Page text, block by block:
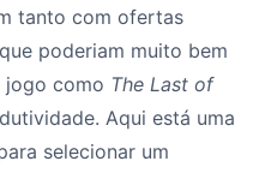
tanto com ofertas
poderiam muito bem
jogo como The Last of
Aqui está uma
selecionar um